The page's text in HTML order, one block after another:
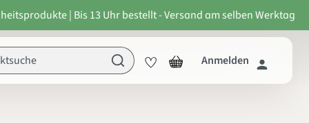
| Bis 13 Uhr bestellt - Versand am selben Werktag
Anmelden